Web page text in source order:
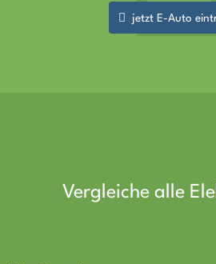
jetzt E-Auto
Vergleiche alle